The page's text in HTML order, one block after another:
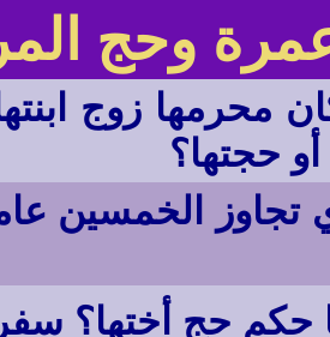
وحج
محرمها زوج
حجتها؟
الخمسين
حج أختها؟